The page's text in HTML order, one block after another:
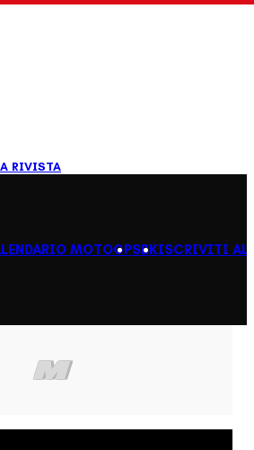
RIVISTA
MOTOGPSBKISCRIVITI AL